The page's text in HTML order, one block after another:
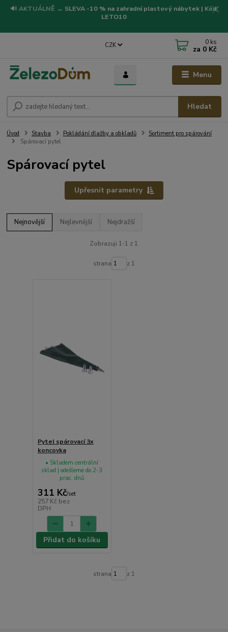
🔊 AKTUÁLNĚ → SLEVA -10 % na zahradní plastový nábytek | Kód:
LETO10
Menu
CZK
Hledat
0 ks
za 0 Kč
Úvod Stavba Pokládání dlažby a obkladů
Sortiment pro spárování
Spárovací pytel
Spárovací pytel
Upřesnit parametry
Nejnovější Nejlevnější Nejdražší
Zobrazuji 1-1 z 1
strana z 1
Pytel spárovací 3x
koncovka
311 Kč/set
257 Kč bez
DPH
• Skladem centrální
sklad | odešleme do 2-3
prac. dnů
Přidat do košíku
strana z 1